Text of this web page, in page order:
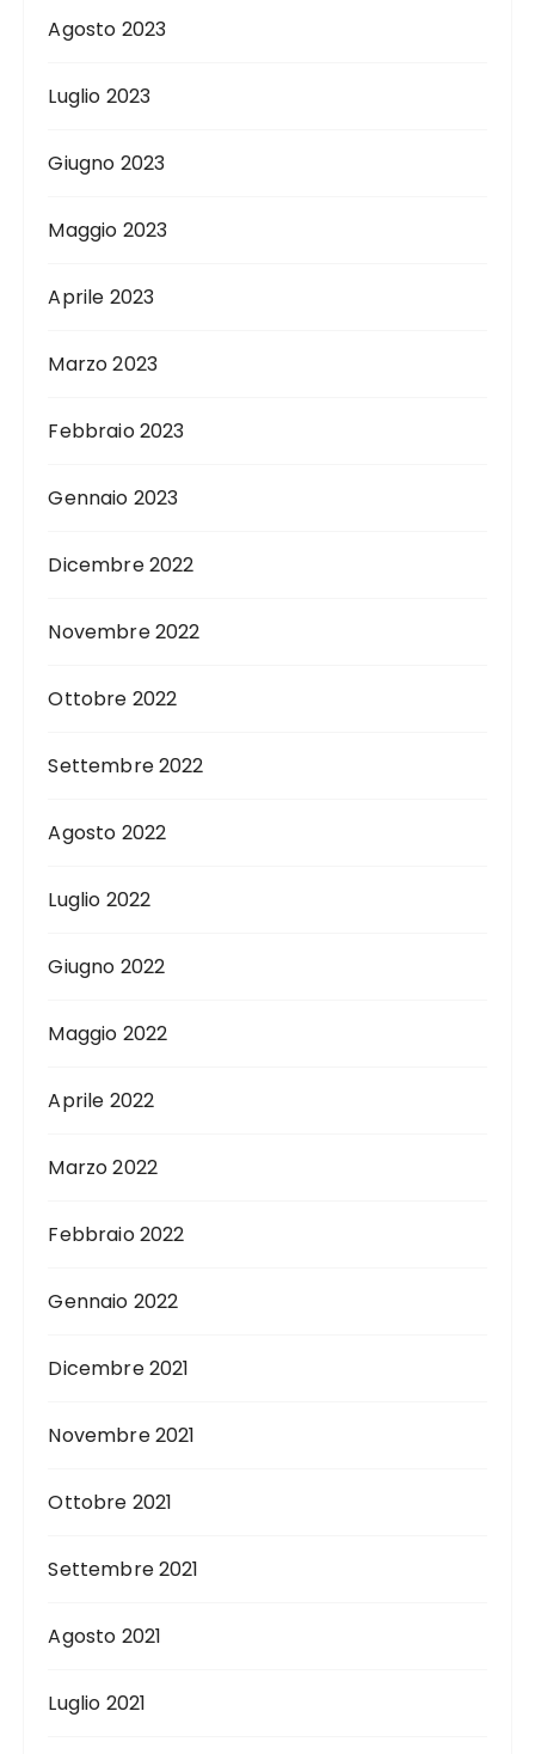
Agosto 2023
Luglio 2023
Giugno 2023
Maggio 2023
Aprile 2023
Marzo 2023
Febbraio 2023
Gennaio 2023
Dicembre 2022
Novembre 2022
Ottobre 2022
Settembre 2022
Agosto 2022
Luglio 2022
Giugno 2022
Maggio 2022
Aprile 2022
Marzo 2022
Febbraio 2022
Gennaio 2022
Dicembre 2021
Novembre 2021
Ottobre 2021
Settembre 2021
Agosto 2021
Luglio 2021